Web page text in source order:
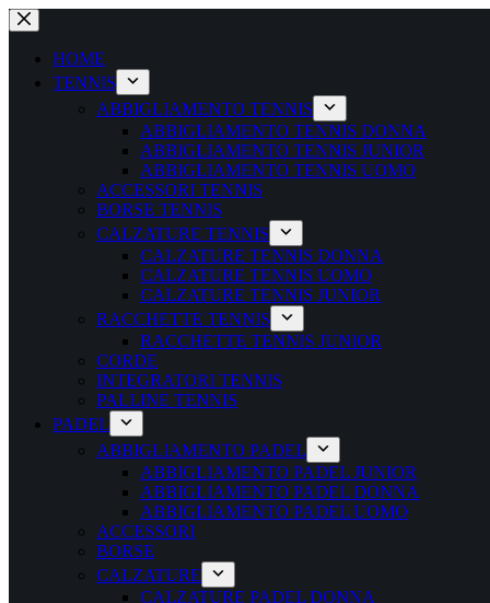
Salta
al
contenutoHOME
TENNIS
ABBIGLIAMENTO TENNIS
ABBIGLIAMENTO TENNIS DONNA
ABBIGLIAMENTO TENNIS JUNIOR
ABBIGLIAMENTO TENNIS UOMO
ACCESSORI TENNIS
BORSE TENNIS
CALZATURE TENNIS
CALZATURE TENNIS DONNA
CALZATURE TENNIS UOMO
CALZATURE TENNIS JUNIOR
RACCHETTE TENNIS
RACCHETTE TENNIS JUNIOR
CORDE
INTEGRATORI TENNIS
PALLINE TENNIS
PADEL
ABBIGLIAMENTO PADEL
ABBIGLIAMENTO PADEL JUNIOR
ABBIGLIAMENTO PADEL DONNA
ABBIGLIAMENTO PADEL UOMO
ACCESSORI
BORSE
CALZATURE
CALZATURE PADEL DONNA